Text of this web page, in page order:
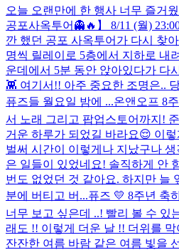
오늘 오랜만에 한 행사 너무 즐거
공포사옥투어👻🔥】 8/11 (월)
깐 했던 공포 사옥투어가 다시 찾
명씩 릴레이로 5층에서 지하로 내
운데에서 5분 동안 앉아있다가 다
👾 여기서!! 아주 중요한 조명은..
퓨즈들 월요일 밤에 ...온앤오프 8
서 노래 그리고 팝업스토어까지!
거운 하루가 되었길 바라요😌 이
벌써 시간이 이렇게나 지났구나
은 일들이 있었네요! 솔직하게 안
번도 없었던 것 같아요. 하지만 늘
분에 버티고 버...퓨즈 💛 8주년 축
너무 보고 싶은데 ..! 빨리 볼 수 있
래도 !! 이렇게 더운 날 !! 더위를
잔잔한 여름 바람 같은 여름 빛을